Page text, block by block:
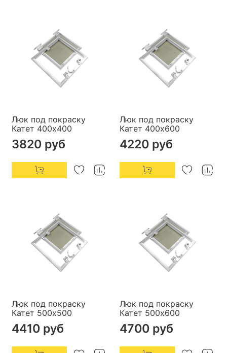
Люк под покраску
Катет 400х400
3820 руб
Люк под покраску
Катет 400х600
4220 руб
Люк под покраску
Катет 500х500
4410 руб
Люк под покраску
Катет 500х600
4700 руб